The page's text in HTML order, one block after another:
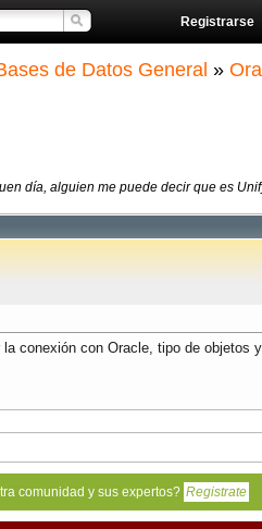
Registrarse
de Datos General »
día, alguien me puede decir que es
conexión con Oracle, tipo de
comunidad y sus expertos? Registrate